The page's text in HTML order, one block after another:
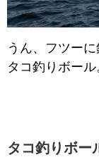
うん、フツー
タコ釣りボール
タコ釣りボー